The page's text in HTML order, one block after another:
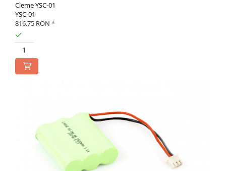
Cleme YSC-01
YSC-01
816,75 RON *